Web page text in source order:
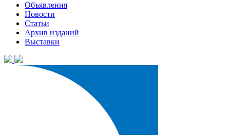
Объявления
Новости
Статьи
Архив изданий
Выставки